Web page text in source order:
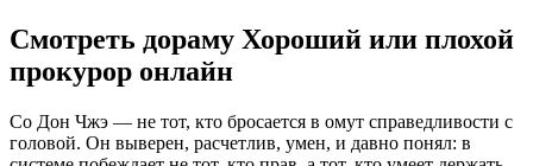
Смотреть дораму Хороший или плохой
прокурор онлайн
Со Дон Чжэ — не тот, кто бросается в омут справедливости с
головой. Он выверен, расчетлив, умен, и давно понял: в